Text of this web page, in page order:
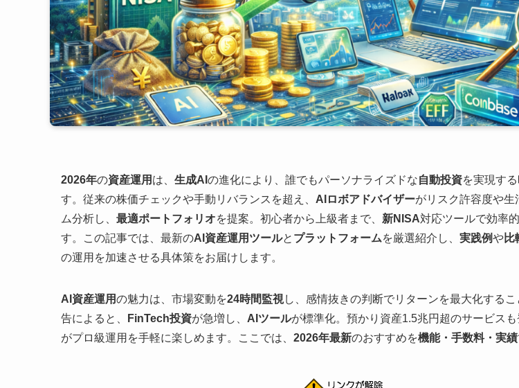
2026年の資産運用 は、 生成AI の進化により、誰でもパーソナライズドな自動投資を実現す
す。従来の株価チェックや手動リバランスを超え、 AIロボアドバイザーがリスク許容度や生
ム分析し、 最適ポートフォリオを提案。初心者から上級者まで、 新NISA対応ツールで効率
す。この記事では、最新のAI資産運用ツールと プラットフォームを厳選紹介し、 実践例や比
の運用を加速させる具体策をお届けします。
AI資産運用の魅力は、市場変動を24時間監視し、感情抜きの判断でリターンを最大化する
告によると、
FinTech投資が急増し、 AIツールが標準化。預かり資産1.5兆円超のサービス
がプロ級運用を手軽に楽しめます。ここでは、 2026年最新のおすすめを機能・手数料・実績